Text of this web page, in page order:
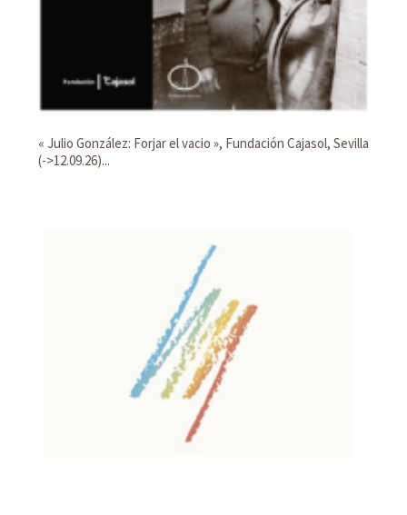
« Julio González: Forjar el vacio », Fundación Cajasol, Sevilla
(->12.09.26)...